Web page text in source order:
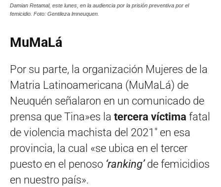
Damian Retamal, este lunes, en la audiencia por la prisión preventiva por el
femicidio. Foto: Gentileza lmneuquen.
MuMaLá
Por su parte, la organización Mujeres de la
Matria Latinoamericana (MuMaLá) de
Neuquén señalaron en un comunicado de
prensa que Tina»es la tercera víctima fatal
de violencia machista del 2021″ en esa
provincia, la cual «se ubica en el tercer
puesto en el penoso ‘ranking’de femicidios
en nuestro país».